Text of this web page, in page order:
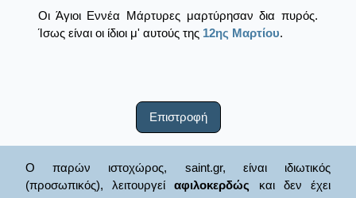
Οι Άγιοι Εννέα Μάρτυρες μαρτύρησαν δια πυρός.
Ίσως είναι οι ίδιοι μ' αυτούς της 12ης Μαρτίου.
Επιστροφή
Ο παρών ιστοχώρος, saint.gr, είναι ιδιωτικός
(προσωπικός), λειτουργείαφιλοκερδώς και δεν έχει